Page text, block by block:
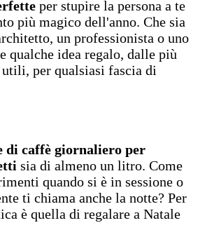
per stupire la persona a te
più magico dell'anno. Che sia
un professionista o uno
qualche idea regalo, dalle più
per qualsiasi fascia di
di caffè giornaliero per
sia di almeno un litro. Come
quando si è in sessione o
ti chiama anche la notte? Per
è quella di regalare a Natale